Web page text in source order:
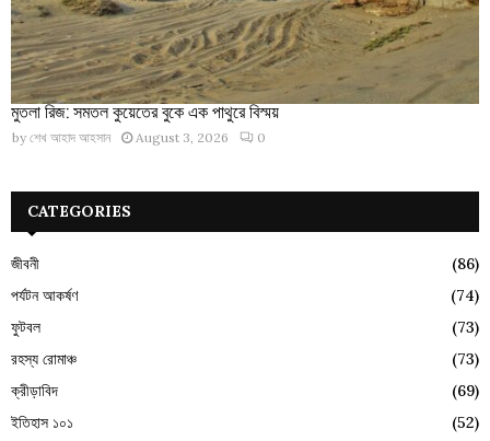
মুতলা রিজ: সমতল কুয়েতের বুকে এক পাথুরে বিস্ময়
by শেখ আহাদ আহসান August 3, 2026 0
CATEGORIES
জীবনী
(86)
পর্যটন আকর্ষণ
(74)
ফুটবল
(73)
রহস্য রোমাঞ্চ
(73)
ক্রীড়াবিদ
(69)
ইতিহাস ১০১
(52)